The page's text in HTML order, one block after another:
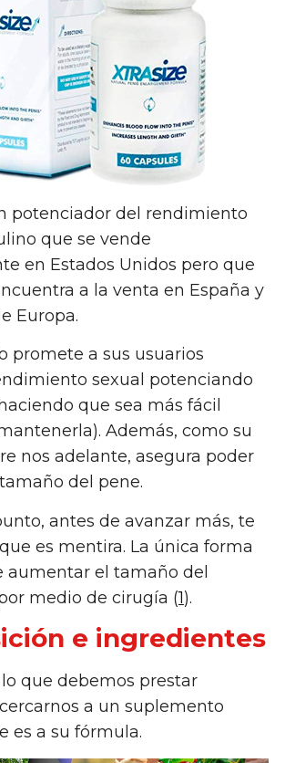
potenciador del rendimiento
que se vende
en Estados Unidos pero que
a la venta en España y
Europa.
promete a sus usuarios
sexual potenciando
que sea más fácil
Además, como su
nos adelante, asegura poder
del pene.
antes de avanzar más, te
es mentira. La única forma
aumentar el tamaño del
medio de cirugía (1).
e ingredientes
que debemos prestar
a un suplemento
es a su fórmula.